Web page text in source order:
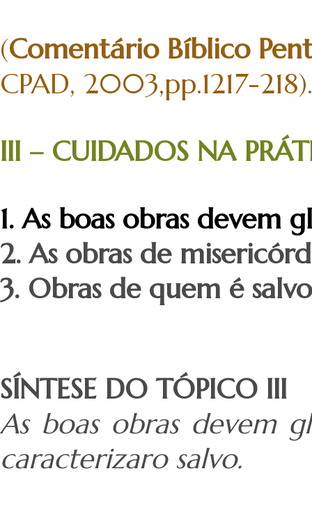
(Comentário Bíblico
CPAD, 2003,pp.1217-218).
III – CUIDADOS NA
1. As boas obras devem
2. As obras de
3. Obras de quem é
SÍNTESE DO TÓPICO III
As boas obras devem
caracterizaro salvo.